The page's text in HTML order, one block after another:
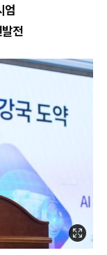
엄
전